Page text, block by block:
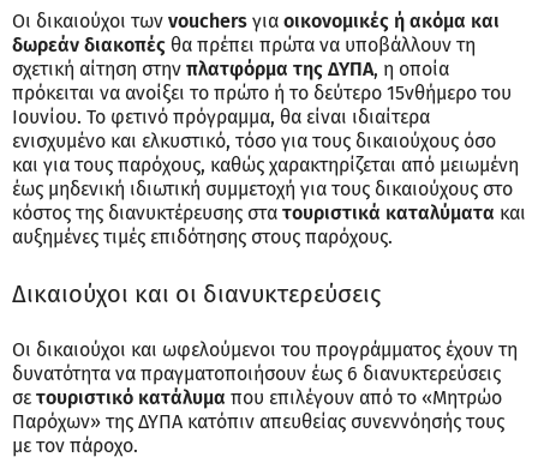
Οι δικαιούχοι των vouchers για οικονομικές ή ακόμα και
δωρεάν διακοπές θα πρέπει πρώτα να υποβάλλουν τη
σχετική αίτηση στην πλατφόρμα της ΔΥΠΑ, η οποία
πρόκειται να ανοίξει το πρώτο ή το δεύτερο 15νθήμερο του
Ιουνίου. Το φετινό πρόγραμμα, θα είναι ιδιαίτερα
ενισχυμένο και ελκυστικό, τόσο για τους δικαιούχους όσο
και για τους παρόχους, καθώς χαρακτηρίζεται από μειωμένη
έως μηδενική ιδιωτική συμμετοχή για τους δικαιούχους στο
κόστος της διανυκτέρευσης στα τουριστικά καταλύματα και
αυξημένες τιμές επιδότησης στους παρόχους.
Δικαιούχοι και οι διανυκτερεύσεις
Οι δικαιούχοι και ωφελούμενοι του προγράμματος έχουν τη
δυνατότητα να πραγματοποιήσουν έως 6 διανυκτερεύσεις
σε τουριστικό κατάλυμα που επιλέγουν από το «Μητρώο
Παρόχων» της ΔΥΠΑ κατόπιν απευθείας συνεννόησής τους
με τον πάροχο.